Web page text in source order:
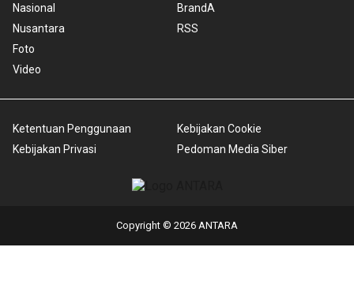
Nasional
Nusantara
Foto
Video
BrandA
RSS
Ketentuan Penggunaan
Kebijakan Privasi
Kebijakan Cookie
Pedoman Media Siber
Copyright © 2026 ANTARA